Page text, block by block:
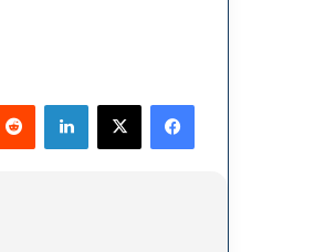
فيسبوك ‫X لينكدإن